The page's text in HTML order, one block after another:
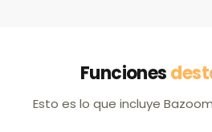
Funciones
Esto es lo que incluye